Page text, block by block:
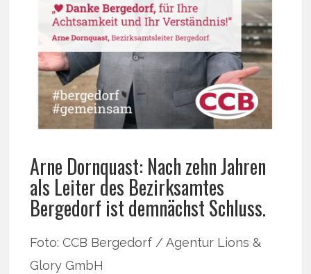
Arne Dornquast: Nach zehn Jahren
als Leiter des Bezirksamtes
Bergedorf ist demnächst Schluss.
Foto: CCB Bergedorf / Agentur Lions &
Glory GmbH